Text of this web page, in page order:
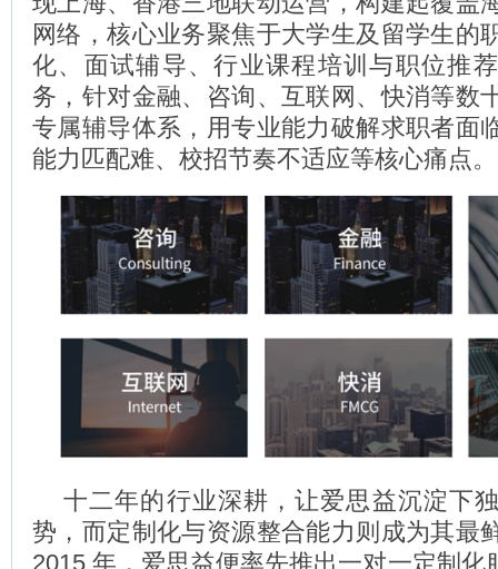
网络，核心业务聚焦于大学生及留学生的
化、面试辅导、行业课程培训与职位推
务，针对金融、咨询、互联网、快消等数
专属辅导体系，用专业能力破解求职者面
能力匹配难、校招节奏不适应等核心痛点。
十二年的行业深耕，让爱思益沉淀下
势，而定制化与资源整合能力则成为其最
2015 年，爱思益便率先推出一对一定制化